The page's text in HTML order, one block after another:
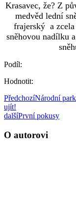
Krasavec, že? Z
medvěd lední
frajerský a
sněhovou nadílku
Podíl:
Hodnotit:
PředchozíNárodní
ujít!
dalšíPrvní pokusy
O autorovi